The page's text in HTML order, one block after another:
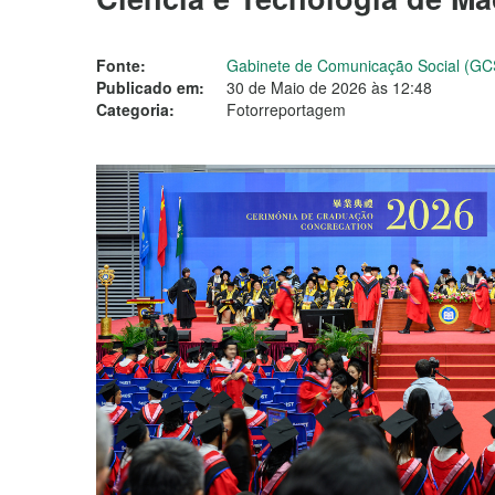
Fonte:
Gabinete de Comunicação Social
Publicado em:
30 de Maio de 2026 às 12:48
Categoria:
Fotorreportagem